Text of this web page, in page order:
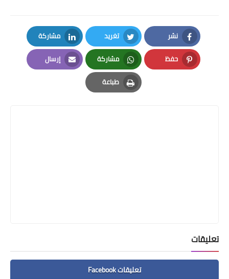
نشر
Facebook
تغريد
Twitter
مشاركة
LinkedIn
حفظ
Pinterest
مشاركة
Whatsapp
إرسال
Email
طباعة
Print
تعليقات
تعليقات Facebook